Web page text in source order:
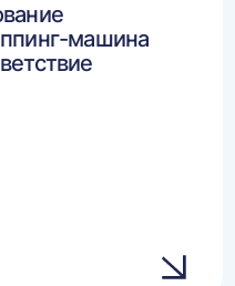
машина